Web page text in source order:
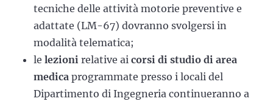
tecniche delle attività motorie preventive e
adattate (LM-67) dovranno svolgersi in
modalità telematica;
le lezioni relative ai corsi di studio di area
medica programmate presso i locali del
Dipartimento di Ingegneria continueranno a